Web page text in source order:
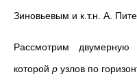
Зиновьевым и к.т.н. А.
Рассмотрим
которой p узлов по